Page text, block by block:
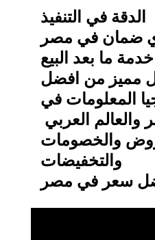
الدقة في التنفيذ
ضمان في مصر
خدمة ما بعد البيع
مميز من افضل
المعلومات في
والعالم العربي
والخصومات
والتخفيضات
سعر في مصر